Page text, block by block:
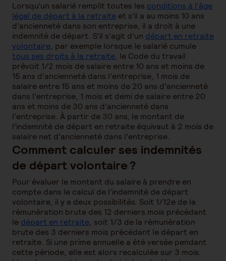
Lorsqu’un salarié remplit toutes les conditions à l’âge
légal de départ à la retraite et s’il a au moins 10 ans
d’ancienneté dans son entreprise, il a droit à une
indemnité de départ. S’il s’agit d’un départ en retraite
volontaire, par exemple lorsque le salarié cumule
tous ses droits à la retraite, le Code du travail
prévoit 1/2 mois de salaire entre 10 ans et moins de
15 ans d’ancienneté dans l’entreprise, 1 mois de
salaire entre 15 ans et moins de 20 ans d’ancienneté
dans l’entreprise, 1 mois et demi de salaire entre 20
ans et moins de 30 ans d’ancienneté dans
l’entreprise. À partir de 30 ans, le montant de
l’indemnité de départ en retraite équivaut à 2 mois de
salaire net d’ancienneté dans l’entreprise.
Comment calculer ses indemnités
de départ volontaire ?
Pour évaluer le montant du salaire à prendre en
compte dans le calcul de l’indemnité de départ
volontaire, il y a deux possibilités. Soit 1/12e de la
rémunération brute des 12 derniers mois précédant
le départ en retraite, soit 1/3 de la rémunération
brute des 3 derniers mois précédant le départ en
retraite. Si une prime annuelle a été versée pendant
cette période, elle est alors recalculée sur 3 mois.